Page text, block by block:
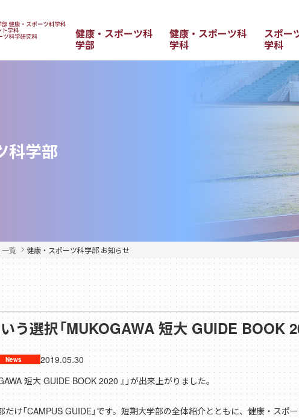
健康・スポーツ科
学部
健康・スポーツ科
学科
スポー
学科
科学部
一覧 健康・スポーツ科学部 お知らせ
いう選択「MUKOGAWA 短大 GUIDE BOOK
2019.05.30
短大 GUIDE BOOK 2020 』」が出来上がりました。
け「CAMPUS GUIDE」です。短期大学部の全体紹介とともに、健康・スポ